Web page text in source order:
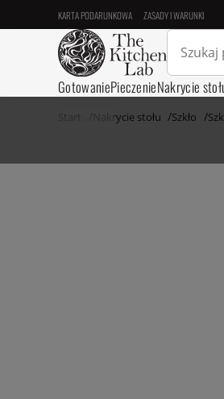
KARTA PODARUNKOWA ZASADY I WARUNKI
GotowaniePieczenieNakrycie
Start Nakrycie stołu Szkło